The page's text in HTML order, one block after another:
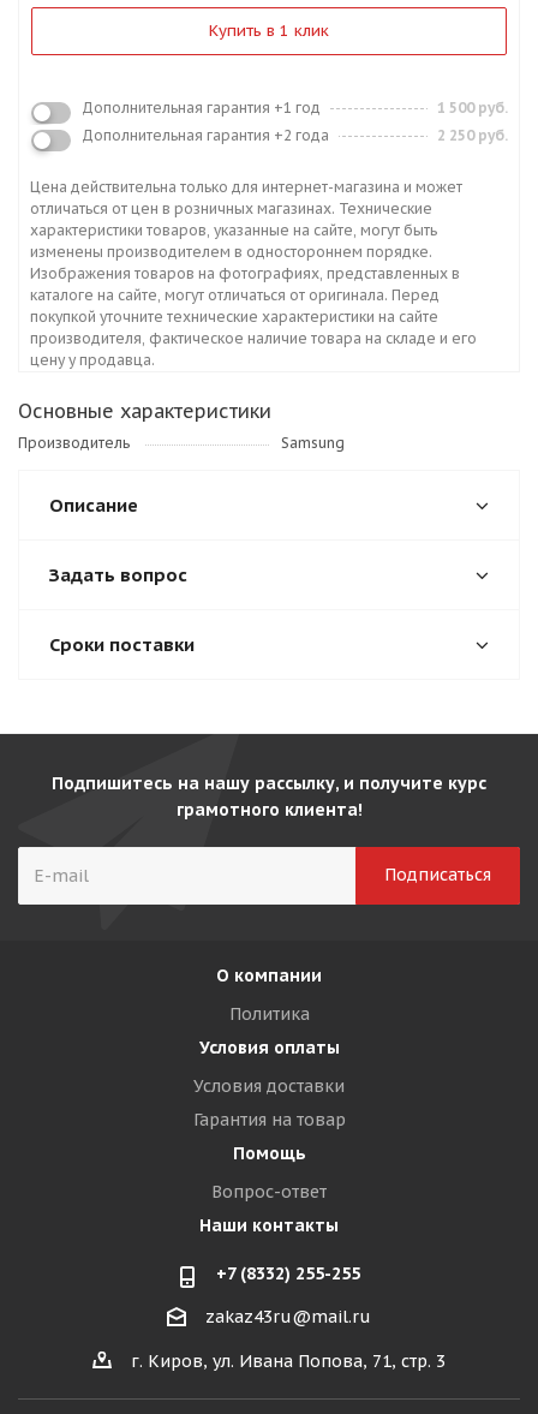
Купить в 1 клик
Дополнительная гарантия +1 год
1 500 руб.
Дополнительная гарантия +2 года
2 250 руб.
Цена действительна только для интернет-магазина и может
отличаться от цен в розничных магазинах. Технические
характеристики товаров, указанные на сайте, могут быть
изменены производителем в одностороннем порядке.
Изображения товаров на фотографиях, представленных в
каталоге на сайте, могут отличаться от оригинала. Перед
покупкой уточните технические характеристики на сайте
производителя, фактическое наличие товара на складе и его
цену у продавца.
Основные характеристики
Производитель Samsung
Описание
Задать вопрос
Сроки поставки
Подпишитесь на нашу рассылку, и получите курс
грамотного клиента!
О компании
Политика
Условия оплаты
Условия доставки
Гарантия на товар
Помощь
Вопрос-ответ
Наши контакты
+7 (8332) 255-255
zakaz43ru@mail.ru
г. Киров, ул. Ивана Попова, 71, стр. 3